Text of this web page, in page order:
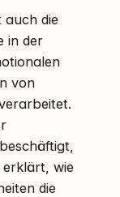
auch die
in der
von
erklärt, wie
die